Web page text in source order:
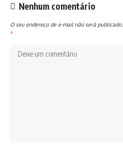
Nenhum comentário
O seu endereço de e-mail não será publicado.
*